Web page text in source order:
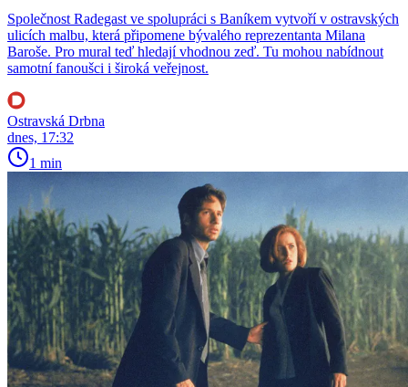
Společnost Radegast ve spolupráci s Baníkem vytvoří v ostravských
ulicích malbu, která připomene bývalého reprezentanta Milana
Baroše. Pro mural teď hledají vhodnou zeď. Tu mohou nabídnout
samotní fanoušci i široká veřejnost.
Ostravská Drbna
dnes, 17:32
1 min